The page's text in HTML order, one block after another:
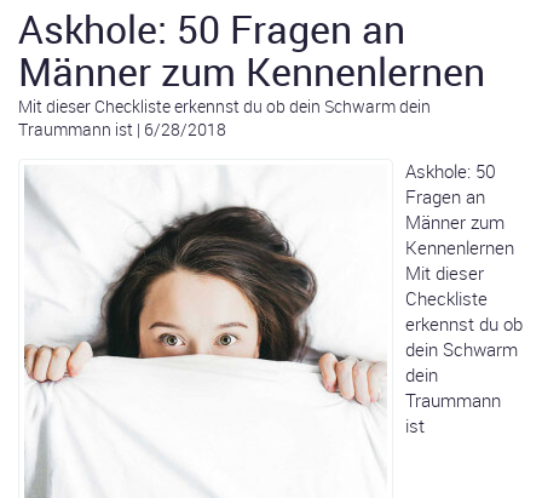
Askhole: 50 Fragen an
Männer zum Kennenlernen
Mit dieser Checkliste erkennst du ob dein Schwarm dein
Traummann ist | 6/28/2018
Askhole: 50
Fragen an
Männer zum
Kennenlernen
Mit dieser
Checkliste
erkennst du ob
dein Schwarm
dein
Traummann
ist